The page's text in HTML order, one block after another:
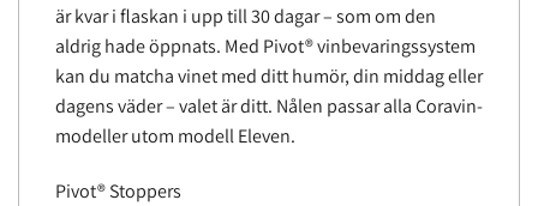
är kvar i flaskan i upp till 30 dagar – som om den
aldrig hade öppnats. Med Pivot® vinbevaringssystem
kan du matcha vinet med ditt humör, din middag eller
dagens väder – valet är ditt. Nålen passar alla Coravin-
modeller utom modell Eleven.
Pivot® Stoppers